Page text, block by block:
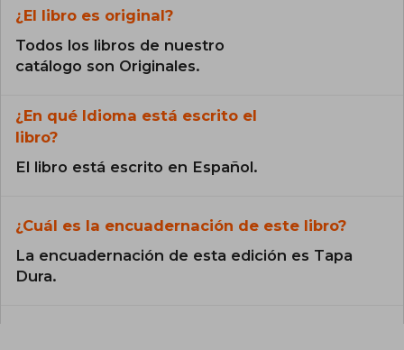
¿El libro es original?
Todos los libros de nuestro
catálogo son Originales.
¿En qué Idioma está escrito el
libro?
El libro está escrito en Español.
¿Cuál es la encuadernación de este libro?
La encuadernación de esta edición es Tapa
Dura.